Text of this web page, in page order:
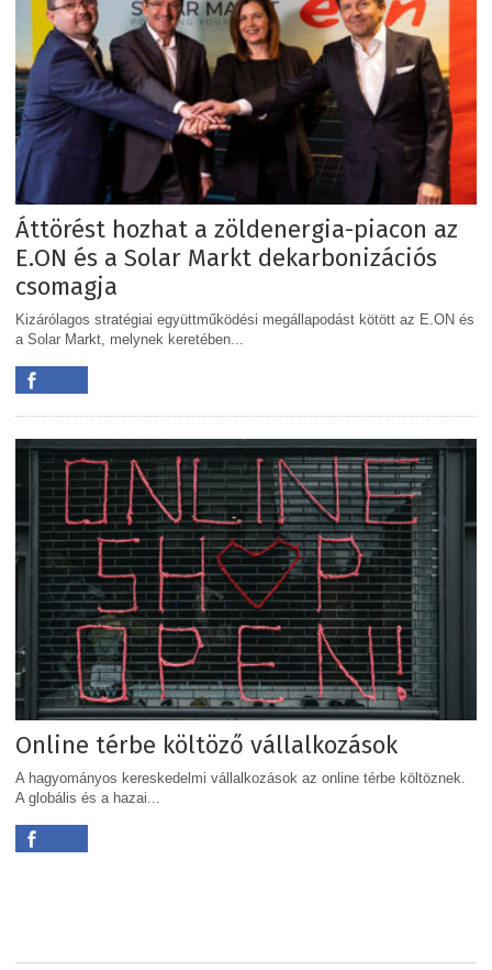
Áttörést hozhat a zöldenergia-piacon az
E.ON és a Solar Markt dekarbonizációs
csomagja
Kizárólagos stratégiai együttműködési megállapodást kötött az E.ON és
a Solar Markt, melynek keretében...
Online térbe költöző vállalkozások
A hagyományos kereskedelmi vállalkozások az online térbe költöznek.
A globális és a hazai...